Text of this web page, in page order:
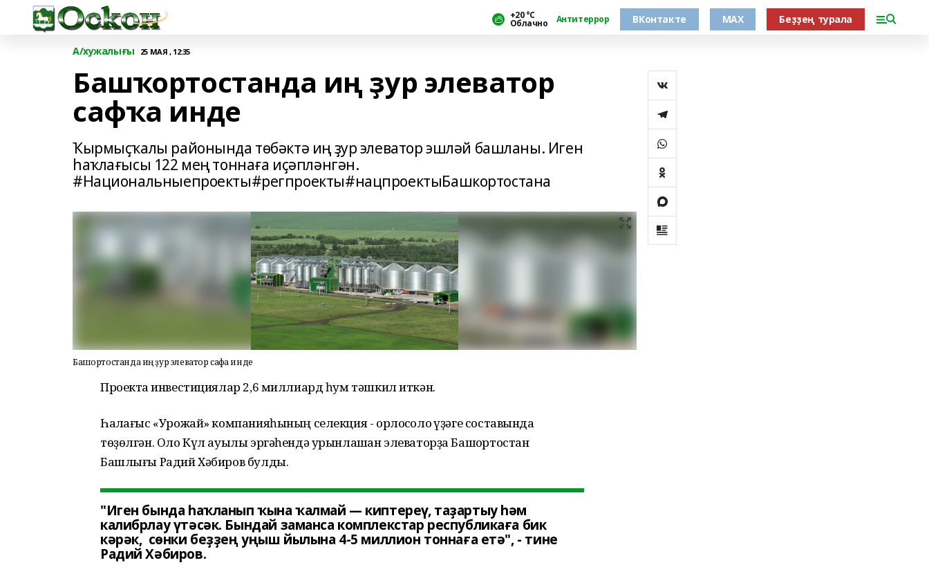
+20 °С
Облачно Антитеррор ВКонтакте MAX Беҙҙең турала
А/хужалығы 25 МАЯ , 12:35
Башҡортостанда иң ҙур элеватор
сафҡа инде
Ҡырмыҫҡалы районында төбәктә иң ҙур элеватор эшләй башланы. Иген
һаҡлағысы 122 мең тоннаға иҫәпләнгән.
#Национальныепроекты#регпроекты#нацпроектыБашкортостана
Башҡортостанда иң ҙур элеватор сафҡа инде
Проектҡа инвестициялар 2,6 миллиард һум тәшкил иткән.
Һаҡлағыс «Урожай» компанияһының селекция - орлоҡсолоҡ үҙәге составында
төҙөлгән. Оло Күл ауылы эргәһендә урынлашҡан элеваторҙа Башҡортостан
Башлығы Радий Хәбиров булды.
"Иген бында һаҡланып ҡына ҡалмай — киптереү, таҙартыу һәм
калибрлау үтәсәк. Бындай заманса комплекстар республикаға бик
кәрәк, сөнки беҙҙең уңыш йылына 4-5 миллион тоннаға етә", - тине
Радий Хәбиров.